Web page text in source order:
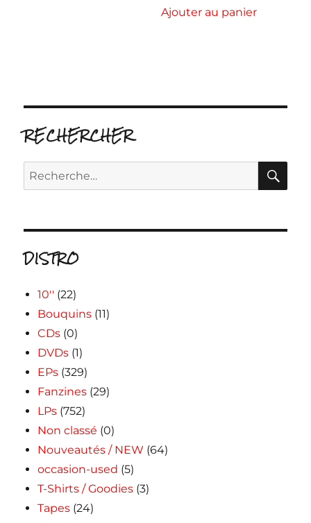
Ajouter au panier
RECHERCHER
Recherche
pour :
DISTRO
10'' (22)
Bouquins (11)
CDs (0)
DVDs (1)
EPs (329)
Fanzines (29)
LPs (752)
Non classé (0)
Nouveautés / NEW (64)
occasion-used (5)
T-Shirts / Goodies (3)
Tapes (24)